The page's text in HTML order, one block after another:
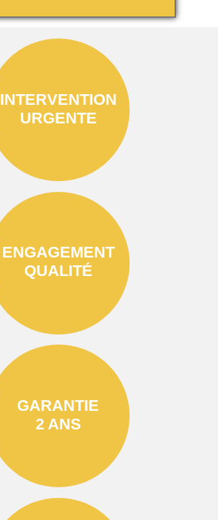
INTERVENTION
URGENTE
ENGAGEMENT
QUALITÉ
GARANTIE
2 ANS